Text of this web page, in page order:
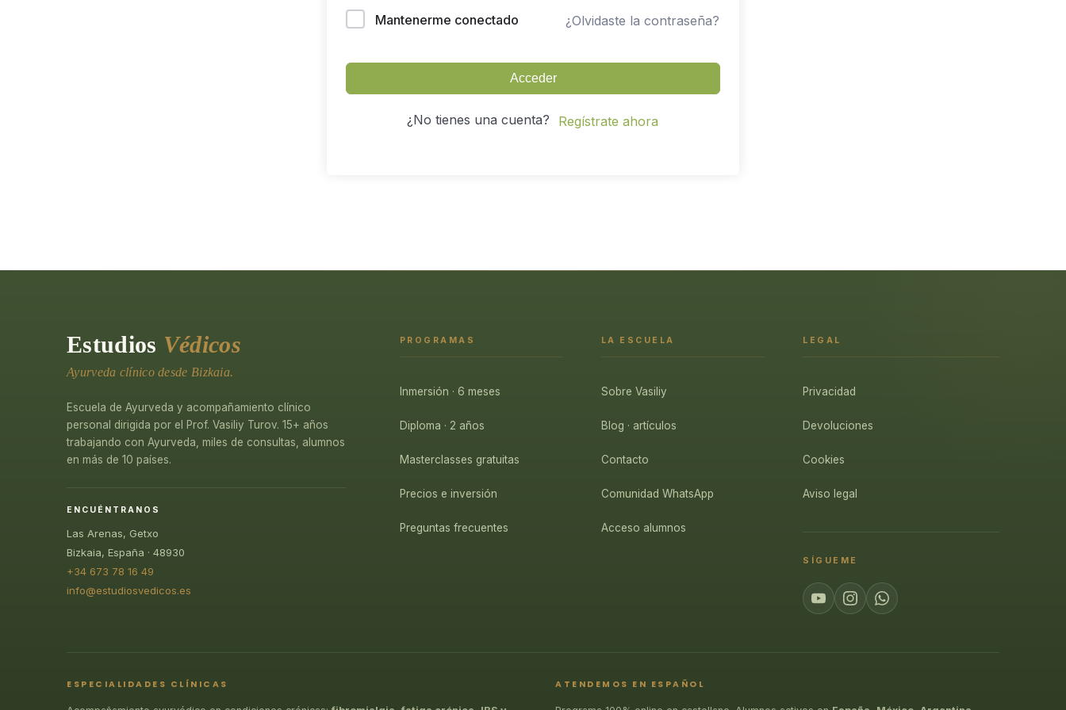
Mantenerme conectado ¿Olvidaste la contraseña?
Acceder
¿No tienes una cuenta? Regístrate ahora
Estudios Védicos
Ayurveda clínico desde Bizkaia.
Escuela de Ayurveda y acompañamiento clínico
personal dirigida por el Prof. Vasiliy Turov. 15+ años
trabajando con Ayurveda, miles de consultas, alumnos
en más de 10 países.
ENCUÉNTRANOS
Las Arenas, Getxo
Bizkaia, España · 48930
+34 673 78 16 49
info@estudiosvedicos.es
PROGRAMAS
Inmersión · 6 meses
Diploma · 2 años
Masterclasses gratuitas
Precios e inversión
Preguntas frecuentes
LA ESCUELA
Sobre Vasiliy
Blog · artículos
Contacto
Comunidad WhatsApp
Acceso alumnos
LEGAL
Privacidad
Devoluciones
Cookies
Aviso legal
SÍGUEME
ESPECIALIDADES CLÍNICAS ATENDEMOS EN ESPAÑOL